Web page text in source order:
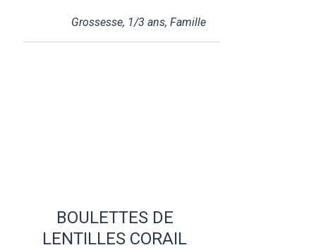
Grossesse, 1/3 ans,Famille
BOULETTES DE
LENTILLES CORAIL